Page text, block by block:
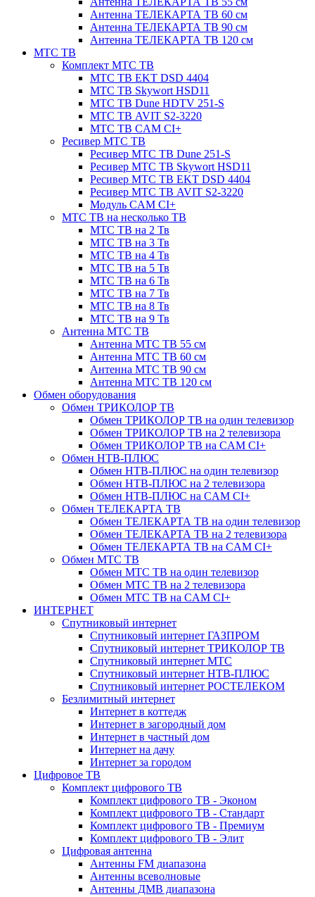
Антенна ТЕЛЕКАРТА ТВ 60 см
Антенна ТЕЛЕКАРТА ТВ 90 см
Антенна ТЕЛЕКАРТА ТВ 120 см
МТС ТВ
Комплект МТС ТВ
МТС ТВ EKT DSD 4404
МТС ТВ Skywort HSD11
МТС ТВ Dune HDTV 251-S
МТС ТВ AVIT S2-3220
МТС ТВ CAM CI+
Ресивер МТС ТВ
Ресивер МТС ТВ Dune 251-S
Ресивер МТС ТВ Skywort HSD11
Ресивер МТС ТВ EKT DSD 4404
Ресивер МТС ТВ AVIT S2-3220
Модуль CAM CI+
МТС ТВ на несколько ТВ
МТС ТВ на 2 Тв
МТС ТВ на 3 Тв
МТС ТВ на 4 Тв
МТС ТВ на 5 Тв
МТС ТВ на 6 Тв
МТС ТВ на 7 Тв
МТС ТВ на 8 Тв
МТС ТВ на 9 Тв
Антенна МТС ТВ
Антенна МТС ТВ 55 см
Антенна МТС ТВ 60 см
Антенна МТС ТВ 90 см
Антенна МТС ТВ 120 см
Обмен оборудования
Обмен ТРИКОЛОР ТВ
Обмен ТРИКОЛОР ТВ на один телевизор
Обмен ТРИКОЛОР ТВ на 2 телевизора
Обмен ТРИКОЛОР ТВ на CAM CI+
Обмен НТВ-ПЛЮС
Обмен НТВ-ПЛЮС на один телевизор
Обмен НТВ-ПЛЮС на 2 телевизора
Обмен НТВ-ПЛЮС на CAM CI+
Обмен ТЕЛЕКАРТА ТВ
Обмен ТЕЛЕКАРТА ТВ на один телевизор
Обмен ТЕЛЕКАРТА ТВ на 2 телевизора
Обмен ТЕЛЕКАРТА ТВ на CAM CI+
Обмен МТС ТВ
Обмен МТС ТВ на один телевизор
Обмен МТС ТВ на 2 телевизора
Обмен МТС ТВ на CAM CI+
ИНТЕРНЕТ
Спутниковый интернет
Спутниковый интернет ГАЗПРОМ
Спутниковый интернет ТРИКОЛОР ТВ
Спутниковый интернет МТС
Спутниковый интернет НТВ-ПЛЮС
Спутниковый интернет РОСТЕЛЕКОМ
Безлимитный интернет
Интернет в коттедж
Интернет в загородный дом
Интернет в частный дом
Интернет на дачу
Интернет за городом
Цифровое ТВ
Комплект цифрового ТВ
Комплект цифрового ТВ - Эконом
Комплект цифрового ТВ - Стандарт
Комплект цифрового ТВ - Премиум
Комплект цифрового ТВ - Элит
Цифровая антенна
Антенны FM диапазона
Антенны всеволновые
Антенны ДМВ диапазона